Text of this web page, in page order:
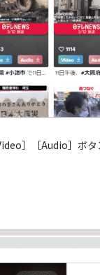
］［Audio］ボ